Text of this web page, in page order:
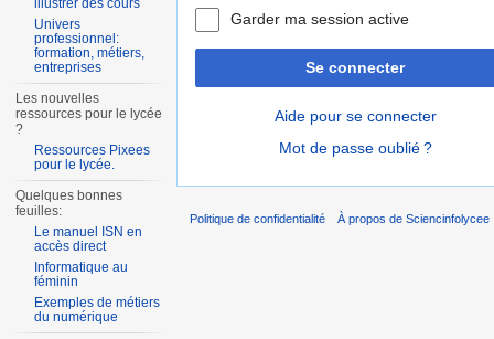
Garder ma session active
Se connecter
Aide pour se connecter
Mot de passe oublié ?
illustrer des cours
Univers
professionnel:
formation, métiers,
entreprises
Les nouvelles
ressources pour le lycée
?
Ressources Pixees
pour le lycée.
Quelques bonnes
feuilles:
Le manuel ISN en
accès direct
Informatique au
féminin
Exemples de métiers
du numérique
Politique de confidentialité À propos de Sciencinfolycee